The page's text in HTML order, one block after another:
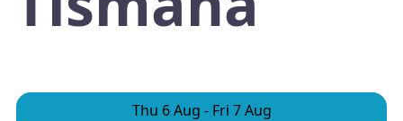
Thu 6 Aug - Fri 7 Aug